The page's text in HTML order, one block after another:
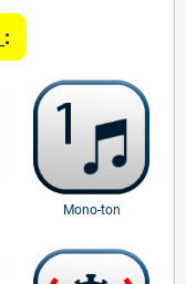
:
Mono-ton